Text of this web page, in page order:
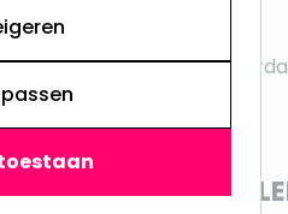
test de verlichting.
met je armatuur
aansluiting?
in.
Coin LED en